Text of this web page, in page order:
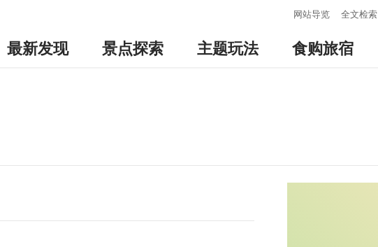
网站导览 全文检索
最新发现 景点探索 主题玩法 食购旅宿